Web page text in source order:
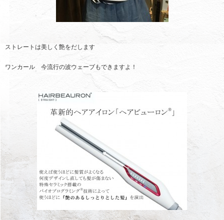
ストレートは美しく艶をだします
ワンカール 今流行の波ウェーブもできますよ！